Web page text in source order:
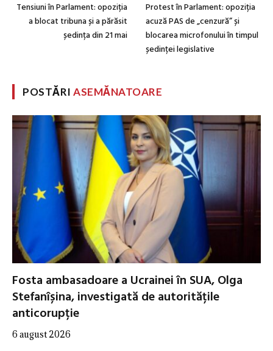
Tensiuni în Parlament: opoziția
a blocat tribuna și a părăsit
ședința din 21 mai
Protest în Parlament: opoziția
acuză PAS de „cenzură” și
blocarea microfonului în timpul
ședinței legislative
POSTĂRIASEMĂNATOARE
Fosta ambasadoare a Ucrainei în SUA, Olga
Stefanîșina, investigată de autoritățile
anticorupție
6 august 2026